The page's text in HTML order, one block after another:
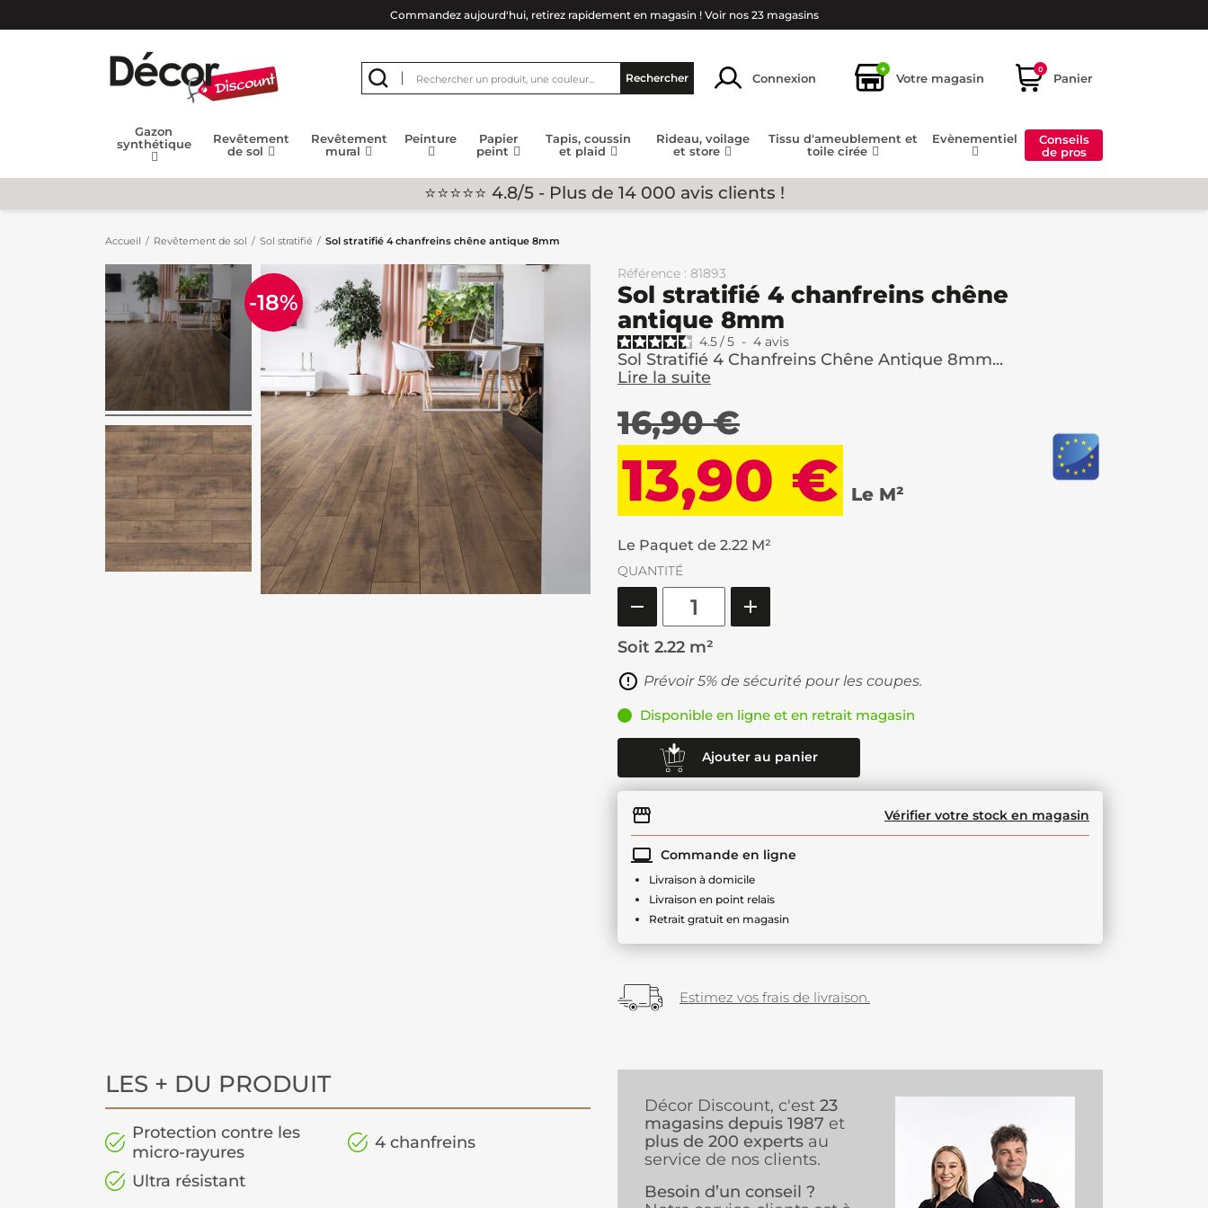
Commandez aujourd'hui, retirez rapidement en magasin ! Voir nos 23 magasins
Rechercher Connexion
+
Votre magasin
0
Panier
Gazon
synthétique
Revêtement
de sol
Revêtement
mural
Peinture
Papier
peint
Tapis, coussin
et plaid
Rideau, voilage
et store
Tissu d'ameublement et
toile cirée
Evènementiel
Conseils
de pros
⭐⭐⭐⭐⭐ 4.8/5 - Plus de 14 000 avis clients !
Accueil Revêtement de sol Sol stratifié Sol stratifié 4 chanfreins chêne antique 8mm
-18%
Référence : 81893
Sol stratifié 4 chanfreins chêne
antique 8mm
4.5/5 - 4 avis
Sol Stratifié 4 Chanfreins Chêne Antique 8mm...
Lire la suite
16,90 €
13,90 € Le M²
Le Paquet de 2.22 M²
QUANTITÉ
Soit 2.22 m²
Prévoir 5% de sécurité pour les coupes.
Disponible en ligne et en retrait magasin
Ajouter au panier
Vérifier votre stock en magasin
Commande en ligne
Livraison à domicile
Livraison en point relais
Retrait gratuit en magasin
Estimez vos frais de livraison.
LES + DU PRODUIT
Protection contre les
micro-rayures
4 chanfreins
Ultra résistant
Décor Discount, c'est 23
magasins depuis 1987 et
plus de 200 experts au
service de nos clients.
Besoin d’un conseil ?